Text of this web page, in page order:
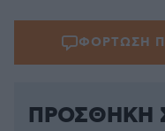
ΦΟΡΤΩΣΗ
ΠΡΟΣΘΗΚΗ